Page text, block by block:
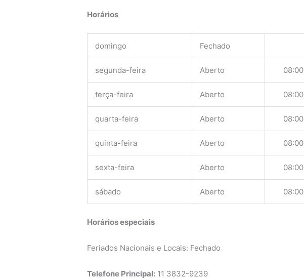
Horários
domingo Fechado
segunda-feira Aberto 08:00
terça-feira Aberto 08:00
quarta-feira Aberto 08:00
quinta-feira Aberto 08:00
sexta-feira Aberto 08:00
sábado Aberto 08:00
Horários especiais
Feriados Nacionais e Locais: Fechado
Telefone Principal: 11 3832-9239